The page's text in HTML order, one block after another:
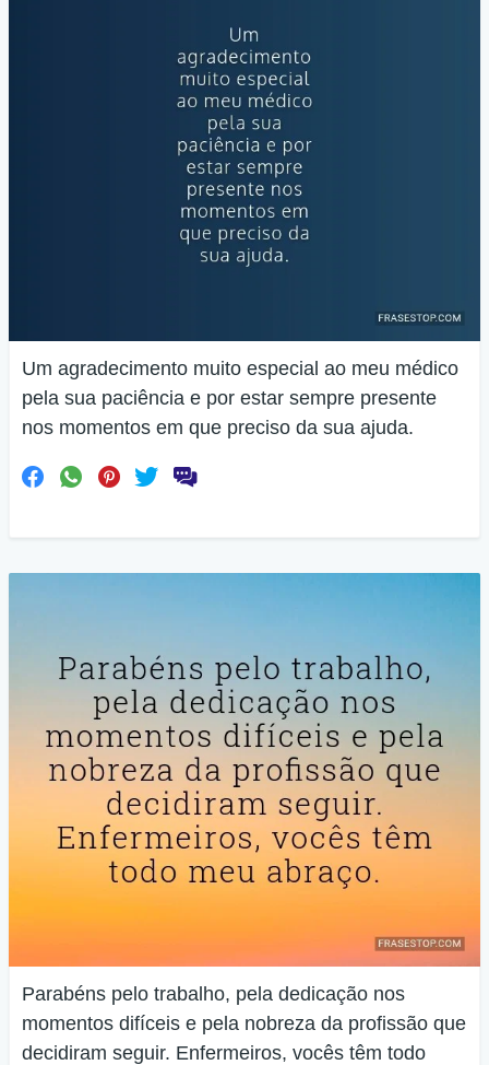
Um agradecimento muito especial ao meu médico
pela sua paciência e por estar sempre presente
nos momentos em que preciso da sua ajuda.
Parabéns pelo trabalho, pela dedicação nos
momentos difíceis e pela nobreza da profissão que
decidiram seguir. Enfermeiros, vocês têm todo